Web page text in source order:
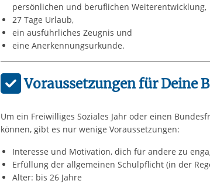
persönlichen und beruflichen Weiterentwicklung,
27 Tage Urlaub,
ein ausführliches Zeugnis und
eine Anerkennungsurkunde.
Voraussetzungen für Deine
Um ein Freiwilliges Soziales Jahr oder einen
können, gibt es nur wenige Voraussetzungen:
Interesse und Motivation, dich für andere zu
Erfüllung der allgemeinen Schulpflicht (in der
Alter: bis 26 Jahre